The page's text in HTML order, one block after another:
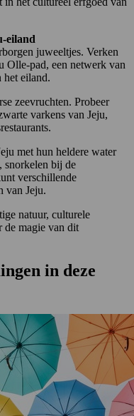
eiland
juweeltjes. Verken
Olle-pad, een netwerk van
het eiland.
zeevruchten. Probeer
varkens van Jeju,
met hun heldere water
snorkelen bij de
verschillende
van Jeju.
natuur, culturele
de magie van dit
in deze